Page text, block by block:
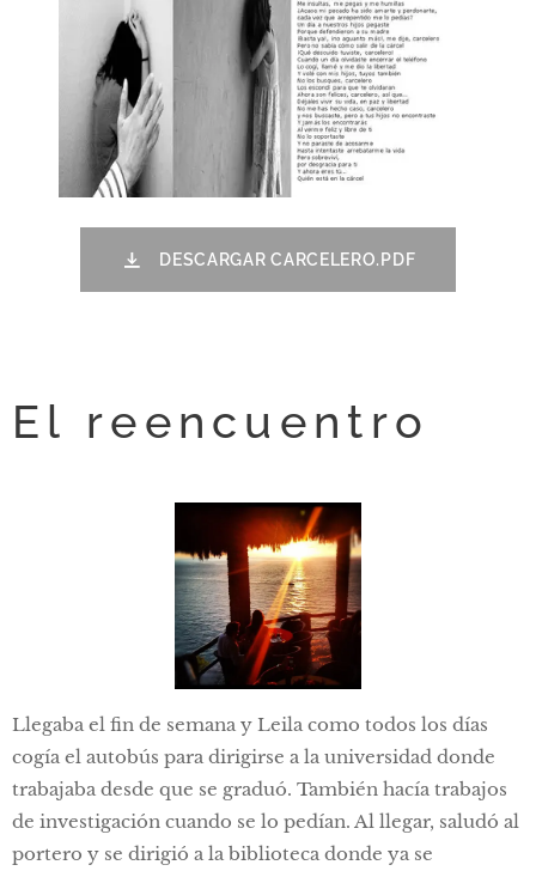
DESCARGAR CARCELERO.PDF
El reencuentro
Llegaba el fin de semana y Leila como todos los días
cogía el autobús para dirigirse a la universidad donde
trabajaba desde que se graduó. También hacía trabajos
de investigación cuando se lo pedían. Al llegar, saludó al
portero y se dirigió a la biblioteca donde ya se